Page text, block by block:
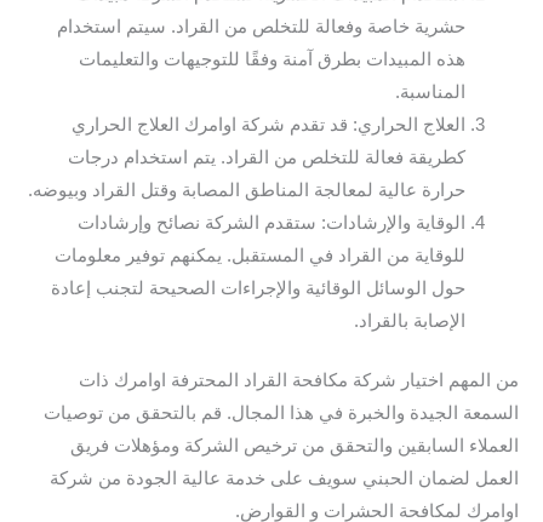
حشرية خاصة وفعالة للتخلص من القراد. سيتم استخدام
هذه المبيدات بطرق آمنة وفقًا للتوجيهات والتعليمات
المناسبة.
العلاج الحراري: قد تقدم شركة اوامرك العلاج الحراري
كطريقة فعالة للتخلص من القراد. يتم استخدام درجات
حرارة عالية لمعالجة المناطق المصابة وقتل القراد وبيوضه.
الوقاية والإرشادات: ستقدم الشركة نصائح وإرشادات
للوقاية من القراد في المستقبل. يمكنهم توفير معلومات
حول الوسائل الوقائية والإجراءات الصحيحة لتجنب إعادة
الإصابة بالقراد.
من المهم اختيار شركة مكافحة القراد المحترفة اوامرك ذات
السمعة الجيدة والخبرة في هذا المجال. قم بالتحقق من توصيات
العملاء السابقين والتحقق من ترخيص الشركة ومؤهلات فريق
العمل لضمان الحبني سويف على خدمة عالية الجودة من شركة
اوامرك لمكافحة الحشرات و القوارض.